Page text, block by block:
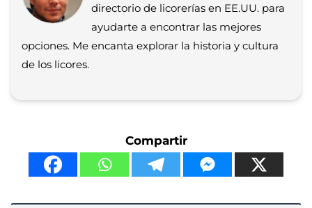
directorio de licorerías en EE.UU. para
ayudarte a encontrar las mejores
opciones. Me encanta explorar la historia y cultura
de los licores.
Compartir